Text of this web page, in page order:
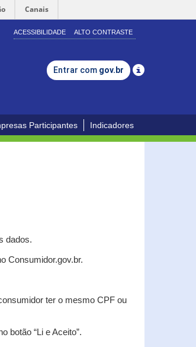
Canais
ACESSIBILIDADE ALTO CONTRASTE
Entrar com gov.br
Participantes Indicadores
dados.
Consumidor.gov.br.
ter o mesmo CPF ou
botão “Li e Aceito”.